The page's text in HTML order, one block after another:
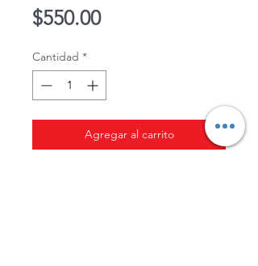
$550.00Precio
Cantidad *
Agregar al carrito